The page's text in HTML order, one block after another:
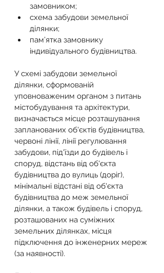
замовником;
схема забудови земельної
ділянки;
пам’ятка замовнику
індивідуального будівництва.
У схемі забудови земельної
ділянки, сформованій
уповноваженим органом з питань
містобудування та архітектури,
визначається місце розташування
запланованих об'єктів будівництва,
червоні лінії, лінії регулювання
забудови, під'їзди до будівель і
споруд, відстань від об'єкта
будівництва до вулиць (доріг),
мінімальні відстані від об'єкта
будівництва до меж земельної
ділянки, а також будівель і споруд,
розташованих на суміжних
земельних ділянках, місця
підключення до інженерних мереж
(за наявності).